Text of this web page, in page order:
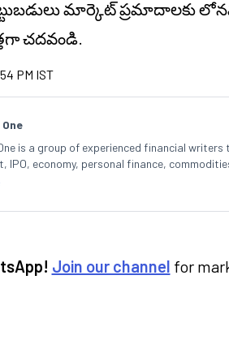
మార్కెట్ ప్రమాదాలకు
చదవండి.
PM IST
is a group of experienced financial
IPO, economy, personal finance,
Join our channel for